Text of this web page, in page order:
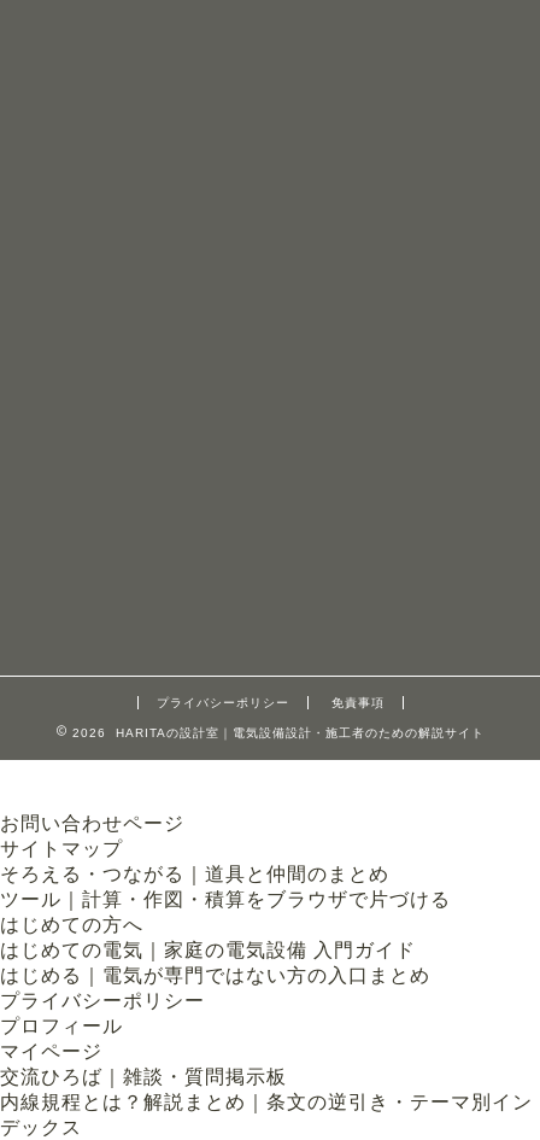
プライバシーポリシー 免責事項
2026 HARITAの設計室｜電気設備設計・施工者のための解説サイト
お問い合わせページ
サイトマップ
そろえる・つながる｜道具と仲間のまとめ
ツール｜計算・作図・積算をブラウザで片づける
はじめての方へ
はじめての電気｜家庭の電気設備 入門ガイド
はじめる｜電気が専門ではない方の入口まとめ
プライバシーポリシー
プロフィール
マイページ
交流ひろば｜雑談・質問掲示板
内線規程とは？解説まとめ｜条文の逆引き・テーマ別イン
デックス